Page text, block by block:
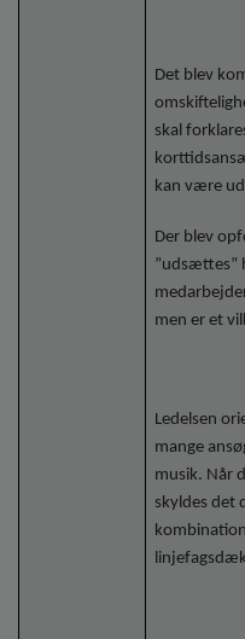
Det blev
skal
kan være
Der blev
”udsættes”
men er et
Ledelsen
mange
musik. Når
skyldes det